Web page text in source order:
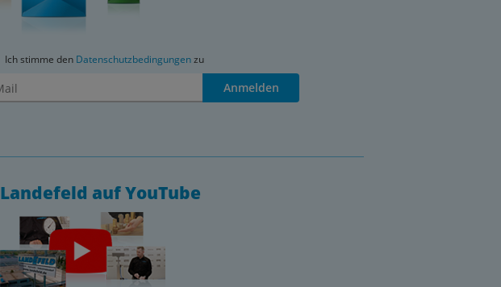
Ich stimme den Datenschutzbedingungenzu
Anmelden
Landefeld auf YouTube